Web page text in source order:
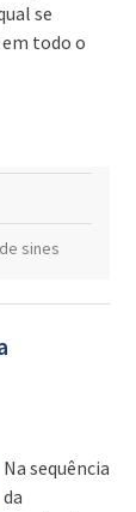
se
todo o
sines
Na sequência
da